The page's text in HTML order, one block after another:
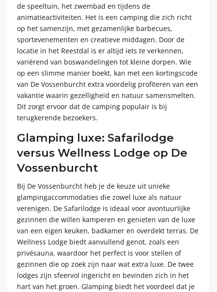
de speeltuin, het zwembad en tijdens de
animatieactiviteiten. Het is een camping die zich richt
op het samenzijn, met gezamenlijke barbecues,
sportevenementen en creatieve middagen. Door de
locatie in het Reestdal is er altijd iets te verkennen,
variërend van boswandelingen tot kleine dorpen. Wie
op een slimme manier boekt, kan met een kortingscode
van De Vossenburcht extra voordelig profiteren van een
vakantie waarin gezelligheid en natuur samensmelten.
Dit zorgt ervoor dat de camping populair is bij
terugkerende bezoekers.
Glamping luxe: Safarilodge
versus Wellness Lodge op De
Vossenburcht
Bij De Vossenburcht heb je de keuze uit unieke
glampingaccommodaties die zowel luxe als natuur
verenigen. De Safarilodge is ideaal voor avontuurlijke
gezinnen die willen kamperen en genieten van de luxe
van een eigen keuken, badkamer en overdekt terras. De
Wellness Lodge biedt aanvullend genot, zoals een
privésauna, waardoor het perfect is voor stellen of
gezinnen die op zoek zijn naar wat extra luxe. De twee
lodges zijn sfeervol ingericht en bevinden zich in het
hart van het groen. Glamping biedt het voordeel dat je